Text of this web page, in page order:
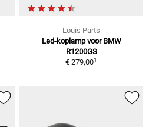
Louis Parts
Led-koplamp voor BMW
R1200GS
€ 279,001